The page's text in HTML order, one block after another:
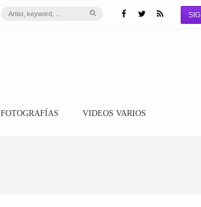
FOTOGRAFÍAS VIDEOS VARIOS